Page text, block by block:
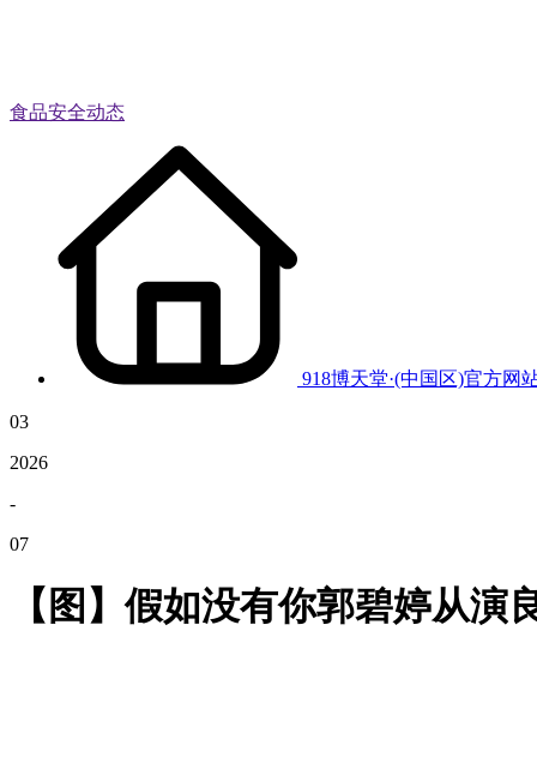
食品安全动态
918博天堂·(中国区)官方网
03
2026
-
07
【图】假如没有你郭碧婷从演